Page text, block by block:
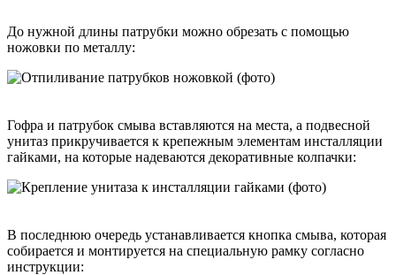
До нужной длины патрубки можно обрезать с помощью
ножовки по металлу:
Гофра и патрубок смыва вставляются на места, а подвесной
унитаз прикручивается к крепежным элементам инсталляции
гайками, на которые надеваются декоративные колпачки:
В последнюю очередь устанавливается кнопка смыва, которая
собирается и монтируется на специальную рамку согласно
инструкции: